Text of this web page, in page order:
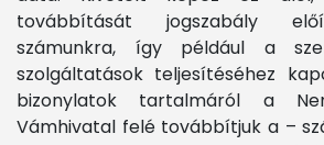
továbbítását jogszabály
számunkra, így például a
szolgáltatások teljesítéséhez
bizonylatok tartalmáról a
Vámhivatal felé továbbítjuk a –